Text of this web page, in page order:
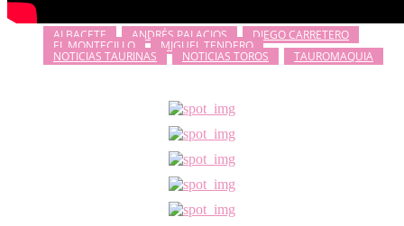
ALBACETE ANDRÉS PALACIOS DIEGO CARRETERO
EL MONTECILLO MIGUEL TENDERO
NOTICIAS TAURINAS NOTICIAS TOROS TAUROMAQUIA